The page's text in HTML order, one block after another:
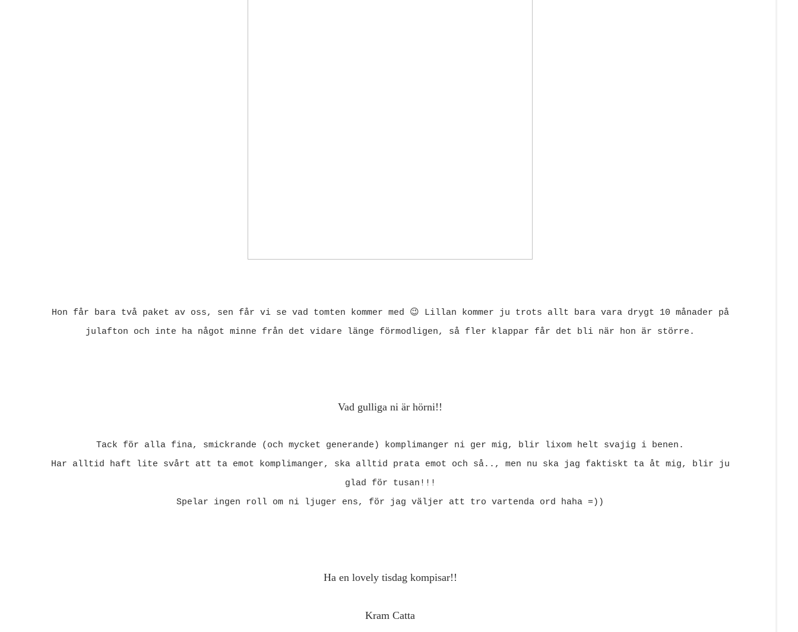
Hon får bara två paket av oss, sen får vi se vad tomten kommer med 😉 Lillan kommer ju trots allt bara vara drygt 10 månader på
julafton och inte ha något minne från det vidare länge förmodligen, så fler klappar får det bli när hon är större.
Vad gulliga ni är hörni!!
Tack för alla fina, smickrande (och mycket generande) komplimanger ni ger mig, blir lixom helt svajig i benen.
Har alltid haft lite svårt att ta emot komplimanger, ska alltid prata emot och så.., men nu ska jag faktiskt ta åt mig, blir ju
glad för tusan!!!
Spelar ingen roll om ni ljuger ens, för jag väljer att tro vartenda ord haha =))
Ha en lovely tisdag kompisar!!
Kram Catta